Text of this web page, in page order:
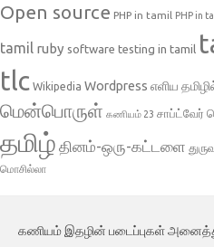
Open source PHP in tamil PHP in
tamil ruby software testing in tamil
tlc Wikipedia Wordpress எளிய
மென்பொருள் கணியம் 23 சாப்ட்வேர்
தமிழ் தினம்-ஒரு-கட்டளை
மொசில்லா
கணியம் இதழின் படைப்புகள்